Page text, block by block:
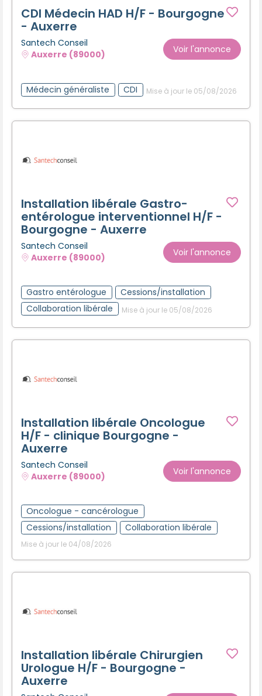
CDI Médecin HAD H/F - Bourgogne
- Auxerre
Santech Conseil
Auxerre (89000)
Voir l'annonce
Médecin généraliste CDI Mise à jour le 05/08/2026
Installation libérale Gastro-
entérologue interventionnel H/F -
Bourgogne - Auxerre
Santech Conseil
Auxerre (89000)
Voir l'annonce
Gastro entérologue
Cessions/installation
Collaboration libérale
Mise à jour le 05/08/2026
Installation libérale Oncologue
H/F - clinique Bourgogne -
Auxerre
Santech Conseil
Auxerre (89000)
Voir l'annonce
Oncologue - cancérologue
Cessions/installation
Collaboration libérale
Mise à jour le 04/08/2026
Installation libérale Chirurgien
Urologue H/F - Bourgogne -
Auxerre